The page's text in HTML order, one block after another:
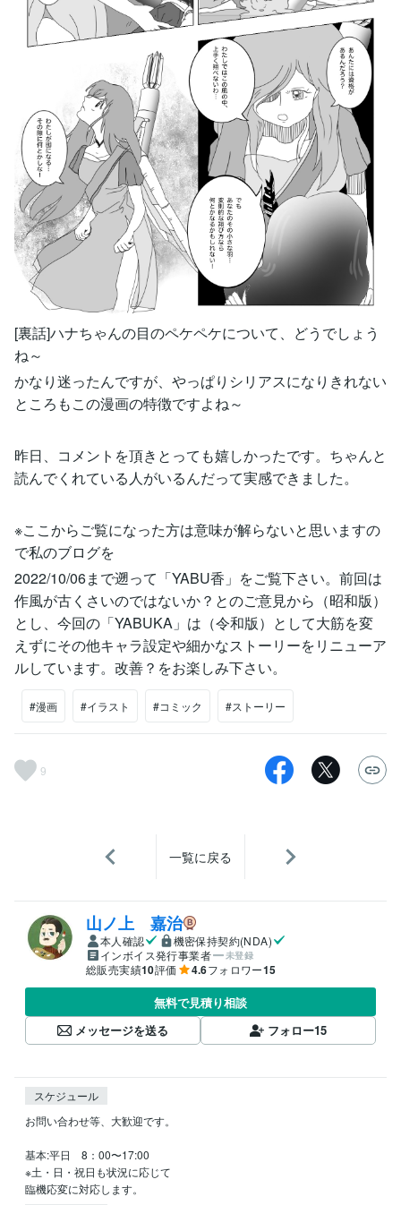
[裏話]ハナちゃんの目のペケペケについて、どうでしょう
ね～
かなり迷ったんですが、やっぱりシリアスになりきれない
ところもこの漫画の特徴ですよね～
昨日、コメントを頂きとっても嬉しかったです。ちゃんと
読んでくれている人がいるんだって実感できました。
※ここからご覧になった方は意味が解らないと思いますの
で私のブログを
2022/10/06まで遡って「YABU香」をご覧下さい。前回は
作風が古くさいのではないか？とのご意見から（昭和版）
とし、今回の「YABUKA」は（令和版）として大筋を変
えずにその他キャラ設定や細かなストーリーをリニューア
ルしています。改善？をお楽しみ下さい。
#漫画 #イラスト #コミック #ストーリー
9
一覧に戻る
山ノ上 嘉治
本人確認
機密保持契約(NDA)
インボイス発行事業者
未登録
総販売実績10評価 4.6フォロワー15
無料で見積り相談
メッセージを送る
フォロー15
スケジュール
お問い合わせ等、大歓迎です。
基本:平日　8：00〜17:00
※土・日・祝日も状況に応じて
臨機応変に対応します。